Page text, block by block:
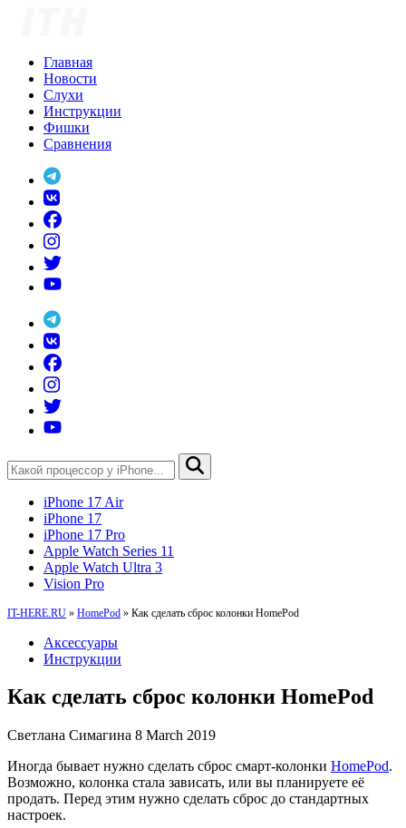
Главная
Новости
Слухи
Инструкции
Фишки
Сравнения
iPhone 17 Air
iPhone 17
iPhone 17 Pro
Apple Watch Series 11
Apple Watch Ultra 3
Vision Pro
IT-HERE.RU » HomePod » Как сделать сброс колонки HomePod
Аксессуары
Инструкции
Как сделать сброс колонки HomePod
Светлана Симагина 8 March 2019
Иногда бывает нужно сделать сброс смарт-колонки HomePod.
Возможно, колонка стала зависать, или вы планируете её
продать. Перед этим нужно сделать сброс до стандартных
настроек.